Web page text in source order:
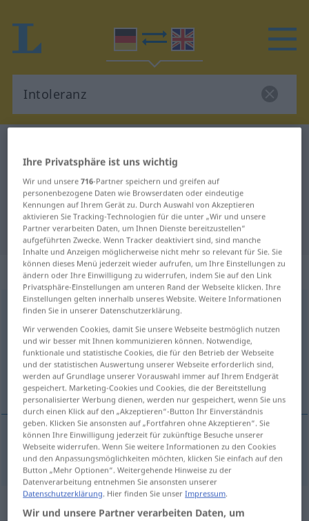
Deutsch-Englisch Übersetzung für
"Intoleranz"
"Intoleranz" Englisch Übersetzung
„Intoleranz“: Femininum
Intoleranz [-rants; -ˈrants]f <Intoleranz
Übersicht aller Übersetzungen
(Für mehr Details die Übersetzung anklicken/antippen)
intolerance
intolerance(gegenof) Intoleranz
Beispielsätze aus externen Quellen
Ihre Privatsphäre ist uns wichtig
Wir und unsere716-Partner speichern und greifen auf
personenbezogene Daten wie Browserdaten oder eindeutige
Kennungen auf Ihrem Gerät zu. Durch Auswahl von Akzeptieren
aktivieren Sie Tracking-Technologien für die unter „Wir und unsere
Partner verarbeiten Daten, um Ihnen Dienste bereitzustellen“
aufgeführten Zwecke. Wenn Tracker deaktiviert sind, sind manche
Inhalte und Anzeigen möglicherweise nicht mehr so relevant für Sie. Sie
können dieses Menü jederzeit wieder aufrufen, um Ihre Einstellungen zu
ändern oder Ihre Einwilligung zu widerrufen, indem Sie auf den Link
Privatsphäre-Einstellungen am unteren Rand der Webseite klicken. Ihre
Einstellungen gelten innerhalb unseres Website. Weitere Informationen
finden Sie in unserer Datenschutzerklärung.
Wir verwenden Cookies, damit Sie unsere Webseite bestmöglich nutzen
und wir besser mit Ihnen kommunizieren können. Notwendige,
funktionale und statistische Cookies, die für den Betrieb der Webseite
und der statistischen Auswertung unserer Webseite erforderlich sind,
werden auf Grundlage unserer Vorauswahl immer auf Ihrem Endgerät
gespeichert. Marketing-Cookies und Cookies, die der Bereitstellung
personalisierter Werbung dienen, werden nur gespeichert, wenn Sie uns
durch einen Klick auf den „Akzeptieren“-Button Ihr Einverständnis
geben. Klicken Sie ansonsten auf „Fortfahren ohne Akzeptieren“. Sie
können Ihre Einwilligung jederzeit für zukünftige Besuche unserer
Webseite widerrufen. Wenn Sie weitere Informationen zu den Cookies
und den Anpassungsmöglichkeiten möchten, klicken Sie einfach auf den
Button „Mehr Optionen“. Weitergehende Hinweise zu der
Datenverarbeitung entnehmen Sie ansonsten unserer
Datenschutzerklärung. Hier finden Sie unserImpressum.
Wir und unsere Partner verarbeiten Daten, um